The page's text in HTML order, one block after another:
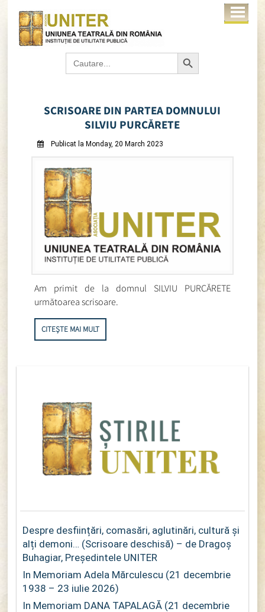
Search
for:
Search Button
SCRISOARE DIN PARTEA DOMNULUI
SILVIU PURCĂRETE
Publicat la Monday, 20 March 2023
Am primit de la domnul SILVIU PURCĂRETE
următoarea scrisoare.
CITEȘTE MAI MULT
Despre desființări, comasări, aglutinări, cultură și
alți demoni… (Scrisoare deschisă) – de Dragoș
Buhagiar, Președintele UNITER
In Memoriam Adela Mărculescu (21 decembrie
1938 – 23 iulie 2026)
In Memoriam DANA TAPALAGĂ (21 decembrie